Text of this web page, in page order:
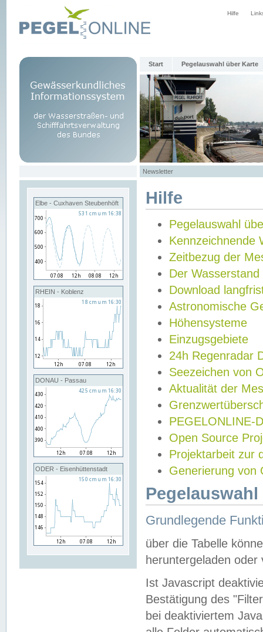
Hilfe
Start Pegelauswahl über Karte
Newsletter
Elbe - Cuxhaven Steubenhöft
RHEIN - Koblenz
DONAU - Passau
ODER - Eisenhüttenstadt
Hilfe
Pegelauswahl
Kennzeichnende
Zeitbezug der
Der Wasserstand
Download
Astronomische
Höhensysteme
Einzugsgebiete
24h Regenradar
Seezeichen von
Aktualität der
PEGELONLINE-
Open Source
Projektarbeit zur
Generierung von
Grundlegende
über die Tabelle
heruntergeladen oder
Ist Javascript
Bestätigung des
bei deaktiviertem